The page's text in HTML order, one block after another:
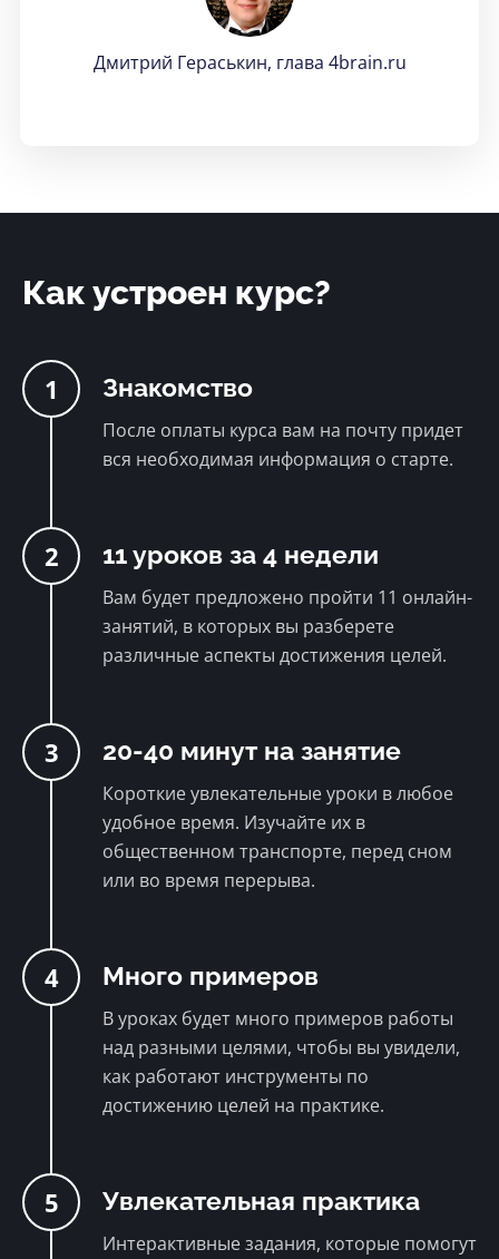
Дмитрий Гераськин, глава 4brain.ru
Как устроен курс?
1 Знакомство
После оплаты курса вам на почту придет
вся необходимая информация о старте.
2 11 уроков за 4 недели
Вам будет предложено пройти 11 онлайн-
занятий, в которых вы разберете
различные аспекты достижения целей.
3 20-40 минут на занятие
Короткие увлекательные уроки в любое
удобное время. Изучайте их в
общественном транспорте, перед сном
или во время перерыва.
4 Много примеров
В уроках будет много примеров работы
над разными целями, чтобы вы увидели,
как работают инструменты по
достижению целей на практике.
5 Увлекательная практика
Интерактивные задания, которые помогут